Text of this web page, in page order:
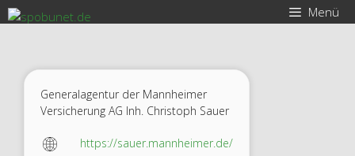
Zum
Inhalt
Menü
Generalagentur der Mannheimer
Versicherung AG Inh. Christoph Sauer
https://sauer.mannheimer.de/